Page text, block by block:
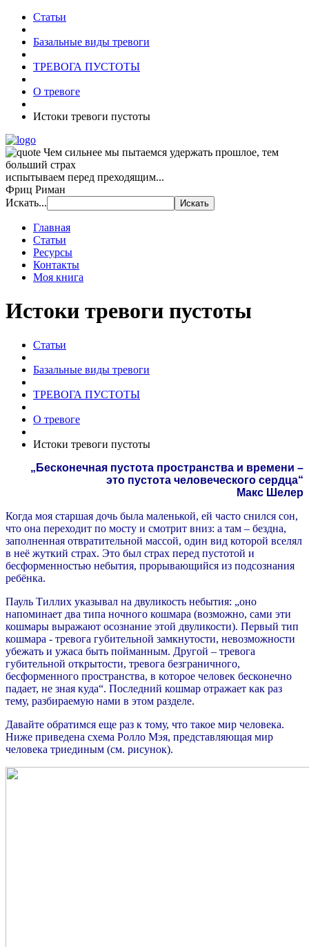
Статьи
Базальные виды тревоги
ТРЕВОГА ПУСТОТЫ
О тревоге
Истоки тревоги пустоты
Чем сильнее мы пытаемся удержать прошлое, тем
больший страх
испытываем перед преходящим...
Фриц Риман
Искать...
Главная
Статьи
Ресурсы
Контакты
Моя книга
Истоки тревоги пустоты
Статьи
Базальные виды тревоги
ТРЕВОГА ПУСТОТЫ
О тревоге
Истоки тревоги пустоты
„Бесконечная пустота пространства и времени –
это пустота человеческого сердца“
Макс Шелер
Когда моя старшая дочь была маленькой, ей часто снился сон,
что она переходит по мосту и смотрит вниз: а там – бездна,
заполненная отвратительной массой, один вид которой вселял
в неё жуткий страх. Это был страх перед пустотой и
бесформенностью небытия, прорывающийся из подсознания
ребёнка.
Пауль Тиллих указывал на двуликость небытия: „оно
напоминает два типа ночного кошмара (возможно, сами эти
кошмары выражают осознание этой двуликости). Первый тип
кошмара - тревога губительной замкнутости, невозможности
убежать и ужаса быть пойманным. Другой – тревога
губительной открытости, тревога безграничного,
бесформенного пространства, в которое человек бесконечно
падает, не зная куда“. Последний кошмар отражает как раз
тему, разбираемую нами в этом разделе.
Давайте обратимся еще раз к тому, что такое мир человека.
Ниже приведена схема Ролло Мэя, представляющая мир
человека триединым (см. рисунок).